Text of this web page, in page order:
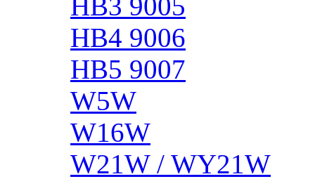
HB4 9006
HB5 9007
W5W
W16W
W21W / WY21W